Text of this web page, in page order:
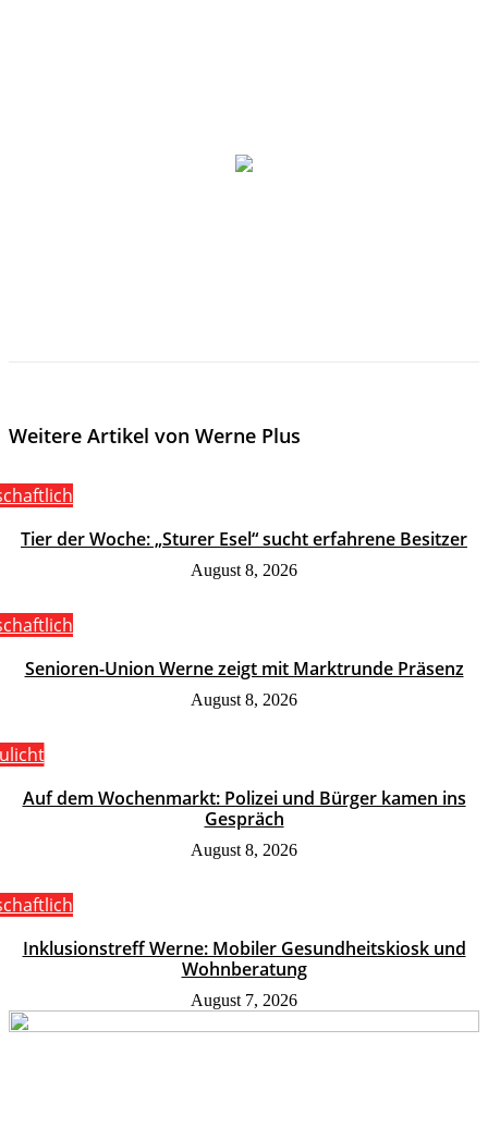
Weitere Artikel von Werne Plus
Tier der Woche: „Sturer Esel“ sucht erfahrene Besitzer
August 8, 2026
Senioren-Union Werne zeigt mit Marktrunde Präsenz
August 8, 2026
Auf dem Wochenmarkt: Polizei und Bürger kamen ins
Gespräch
August 8, 2026
Inklusionstreff Werne: Mobiler Gesundheitskiosk und
Wohnberatung
August 7, 2026